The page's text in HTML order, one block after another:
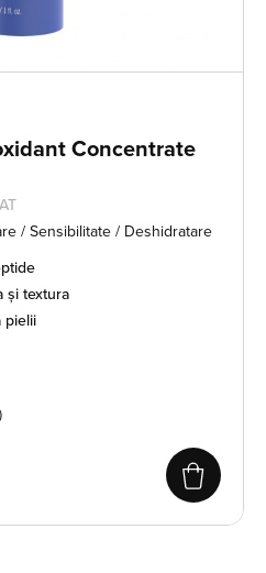
Concentrate
/ Sensibilitate / Deshidratare
și textura
pielii